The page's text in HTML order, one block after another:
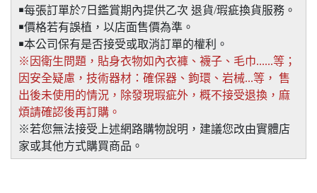
￭每張訂單於7日鑑賞期內提供乙次 退貨/瑕疵換貨服務。
￭價格若有誤植，以店面售價為準。
￭本公司保有是否接受或取消訂單的權利。
※因衛生問題，貼身衣物如內衣褲、襪子、毛巾......等；
因安全疑慮，技術器材：確保器、鉤環、岩械...等， 售
出後未使用的情況，除發現瑕疵外，概不接受退換，麻
煩請確認後再訂購。
※若您無法接受上述網路購物說明，建議您改由實體店
家或其他方式購買商品。